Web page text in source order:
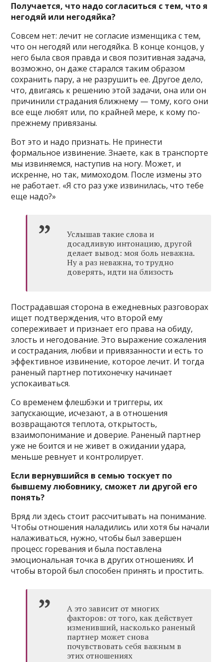
Получается, что надо согласиться с тем, что я
негодяй или негодяйка?
Совсем нет: лечит не согласие изменщика с тем,
что он негодяй или негодяйка. В конце концов, у
него была своя правда и своя позитивная задача,
возможно, он даже старался таким образом
сохранить пару, а не разрушить ее. Другое дело,
что, двигаясь к решению этой задачи, она или он
причинили страдания ближнему — тому, кого они
все еще любят или, по крайней мере, к кому по-
прежнему привязаны.
Вот это и надо признать. Не принести
формальное извинение. Знаете, как в транспорте
мы извиняемся, наступив на ногу. Может, и
искренне, но так, мимоходом. После измены это
не работает. «Я сто раз уже извинилась, что тебе
еще надо?»
Услышав такие слова и
досадливую интонацию, другой
делает вывод: моя боль неважна.
Ну а раз неважна, то трудно
доверять, идти на близость
Пострадавшая сторона в ежедневных разговорах
ищет подтверждения, что второй ему
сопереживает и признает его права на обиду,
злость и негодование. Это выражение сожаления
и сострадания, любви и привязанности и есть то
эффективное извинение, которое лечит. И тогда
раненый партнер потихонечку начинает
успокаиваться.
Со временем флешбэки и триггеры, их
запускающие, исчезают, а в отношения
возвращаются теплота, открытость,
взаимопонимание и доверие. Раненый партнер
уже не боится и не живет в ожидании удара,
меньше ревнует и контролирует.
Если вернувшийся в семью тоскует по
бывшему любовнику, сможет ли другой его
понять?
Вряд ли здесь стоит рассчитывать на понимание.
Чтобы отношения наладились или хотя бы начали
налаживаться, нужно, чтобы был завершен
процесс горевания и была поставлена
эмоциональная точка в других отношениях. И
чтобы второй был способен принять и простить.
А это зависит от многих
факторов: от того, как действует
изменивший, насколько раненый
партнер может снова
почувствовать себя важным в
этих отношениях